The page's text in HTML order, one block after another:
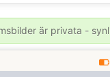
💕
är privata -